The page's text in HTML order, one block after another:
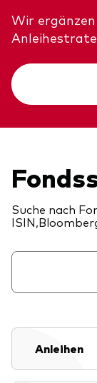
Unser
Aktive
Aktien
Investieren
Investment
Index-
Investment
Wir
Suche nach
Anleihen